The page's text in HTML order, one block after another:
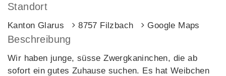
Standort
Kanton Glarus 8757 Filzbach Google Maps
Beschreibung
Wir haben junge, süsse Zwergkaninchen, die ab
sofort ein gutes Zuhause suchen. Es hat Weibchen